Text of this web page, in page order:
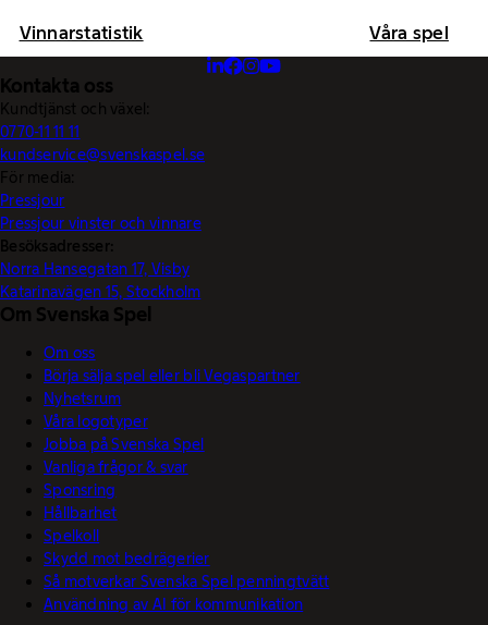
Vinnarstatistik Våra spel
Kontakta oss
Kundtjänst och växel:
0770-11 11 11
kundservice@svenskaspel.se
För media:
Pressjour
Pressjour vinster och vinnare
Besöksadresser:
Norra Hansegatan 17, Visby
Katarinavägen 15, Stockholm
Om Svenska Spel
Om oss
Börja sälja spel eller bli Vegaspartner
Nyhetsrum
Våra logotyper
Jobba på Svenska Spel
Vanliga frågor & svar
Sponsring
Hållbarhet
Spelkoll
Skydd mot bedrägerier
Så motverkar Svenska Spel penningtvätt
Användning av AI för kommunikation